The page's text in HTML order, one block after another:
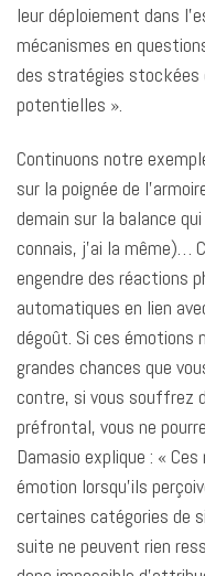
leur déploiement dans
mécanismes en
des stratégies stockées
potentielles ».
Continuons notre
sur la poignée de
demain sur la balance
connais, j’ai la même)…
engendre des réactions
automatiques en lien
dégoût. Si ces émotions
grandes chances que
contre, si vous souffrez
préfrontal, vous ne
Damasio explique : «
émotion lorsqu’ils
certaines catégories de
suite ne peuvent rien